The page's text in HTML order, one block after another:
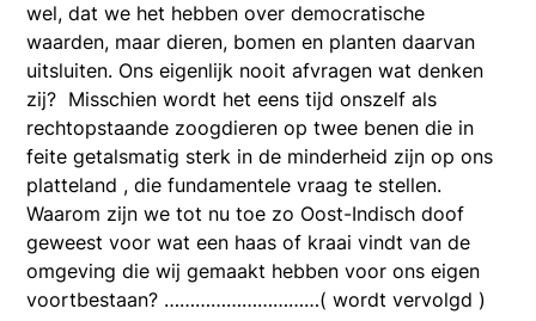
wel, dat we het hebben over democratische
waarden, maar dieren, bomen en planten daarvan
uitsluiten. Ons eigenlijk nooit afvragen wat denken
zij? Misschien wordt het eens tijd onszelf als
rechtopstaande zoogdieren op twee benen die in
feite getalsmatig sterk in de minderheid zijn op ons
platteland , die fundamentele vraag te stellen.
Waarom zijn we tot nu toe zo Oost-Indisch doof
geweest voor wat een haas of kraai vindt van de
omgeving die wij gemaakt hebben voor ons eigen
voortbestaan? …………………………( wordt vervolgd )